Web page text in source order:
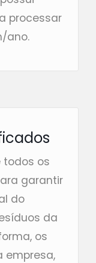
processar
ano.
todos os
garantir
do
da
os
empresa,